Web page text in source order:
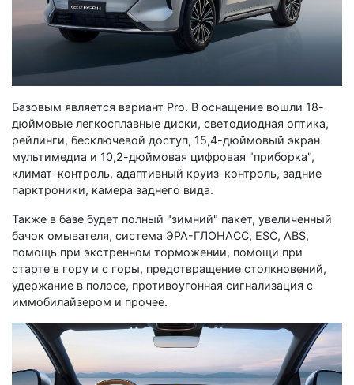
Базовым является вариант Pro. В оснащение вошли 18-
дюймовые легкосплавные диски, светодиодная оптика,
рейлинги, бесключевой доступ, 15,4-дюймовый экран
мультимедиа и 10,2-дюймовая цифровая "приборка",
климат-контроль, адаптивный круиз-контроль, задние
парктроники, камера заднего вида.
Также в базе будет полный "зимний" пакет, увеличенный
бачок омывателя, система ЭРА-ГЛОНАСС, ESС, ABS,
помощь при экстренном торможении, помощи при
старте в гору и с горы, предотвращение столкновений,
удержание в полосе, противоугонная сигнализация с
иммобилайзером и прочее.